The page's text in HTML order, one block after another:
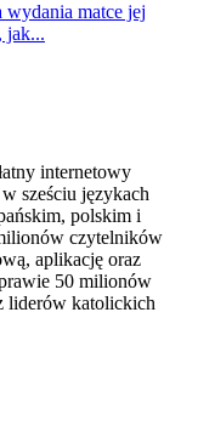
matce jej
jak...
internetowy
sześciu językach
polskim i
czytelników
aplikację oraz
50 milionów
liderów katolickich